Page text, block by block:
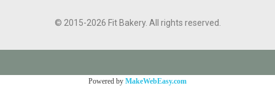
© 2015-2026 Fit Bakery. All rights reserved.
Powered by MakeWebEasy.com